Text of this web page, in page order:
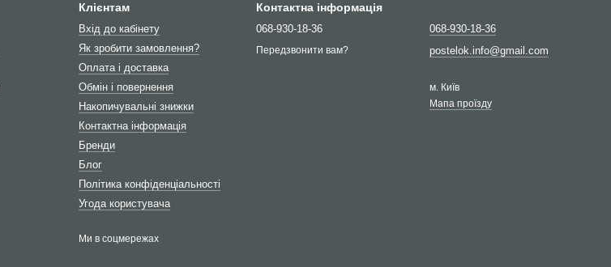
Клієнтам
Вхід до кабінету
Як зробити замовлення?
Оплата і доставка
Обмін і повернення
Накопичувальні знижки
Контактна інформація
Бренди
Блог
Політика конфіденціальності
Угода користувача
Ми в соцмережах
Контактна інформація
068-930-18-36
Передзвонити вам?
068-930-18-36
postelok.info@gmail.com
м. Київ
Мапа проїзду